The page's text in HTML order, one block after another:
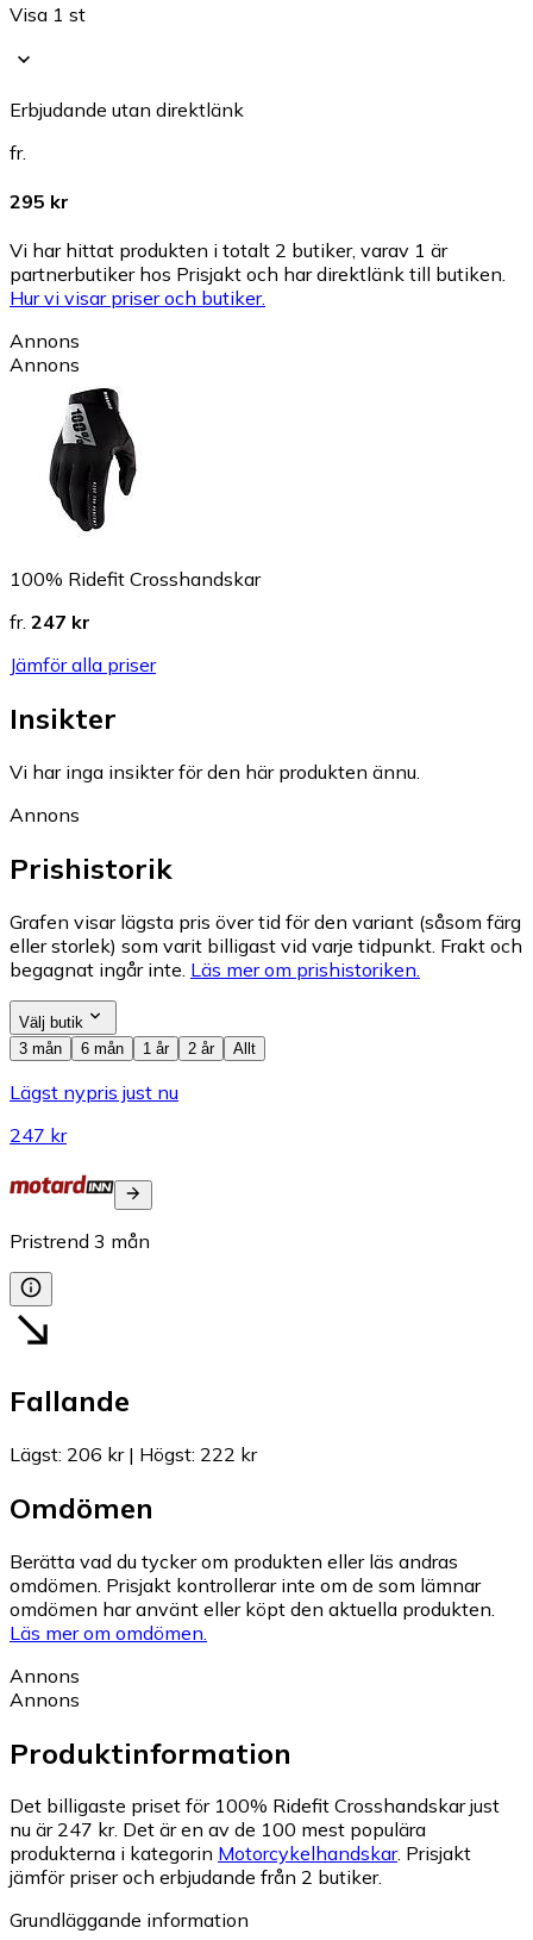
Visa 1 st
Erbjudande utan direktlänk
fr.
295 kr
Vi har hittat produkten i totalt 2 butiker, varav 1 är
partnerbutiker hos Prisjakt och har direktlänk till butiken.
Hur vi visar priser och butiker.
Annons
Annons
100% Ridefit Crosshandskar
fr. 247 kr
Jämför alla priser
Insikter
Vi har inga insikter för den här produkten ännu.
Annons
Prishistorik
Grafen visar lägsta pris över tid för den variant (såsom färg
eller storlek) som varit billigast vid varje tidpunkt. Frakt och
begagnat ingår inte. Läs mer om prishistoriken.
Välj butik
3 mån
6 mån 1 år 2 år Allt
Lägst nypris just nu
247 kr
Pristrend 3 mån
Fallande
Lägst: 206 kr| Högst: 222 kr
Omdömen
Berätta vad du tycker om produkten eller läs andras
omdömen. Prisjakt kontrollerar inte om de som lämnar
omdömen har använt eller köpt den aktuella produkten.
Läs mer om omdömen.
Annons
Annons
Produktinformation
Det billigaste priset för 100% Ridefit Crosshandskar just
nu är 247 kr. Det är en av de 100 mest populära
produkterna i kategorin Motorcykelhandskar. Prisjakt
jämför priser och erbjudande från 2 butiker.
Grundläggande information